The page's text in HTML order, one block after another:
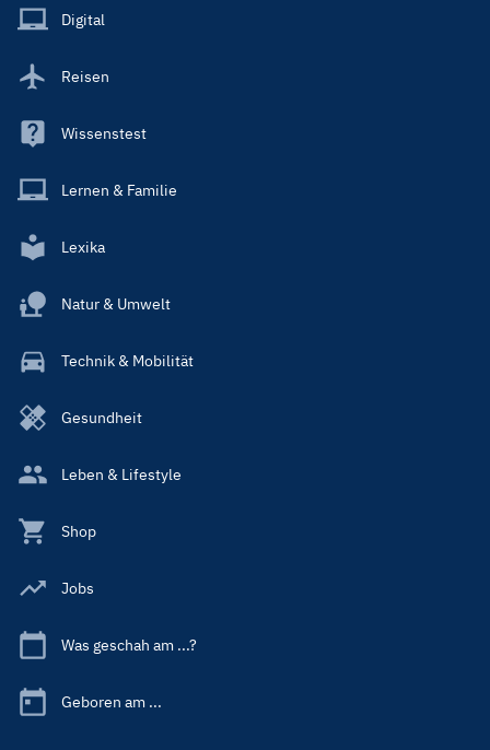
Main
Digital
Reisen
Wissenstest
Lernen & Familie
Lexika
Natur & Umwelt
Technik & Mobilität
Gesundheit
Leben & Lifestyle
Shop
Jobs
Was geschah am ...?
Geboren am ...